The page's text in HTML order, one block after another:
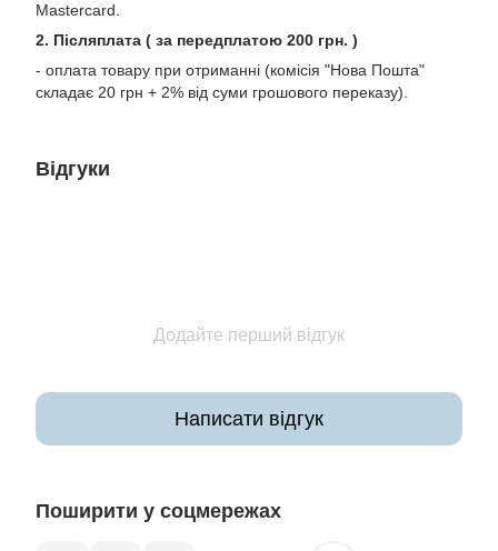
Mastercard.
2. Післяплата ( за передплатою 200 грн. )
- оплата товару при отриманні (комісія "Нова Пошта"
складає 20 грн + 2% від суми грошового переказу).
Відгуки
Додайте перший відгук
Написати відгук
Поширити у соцмережах